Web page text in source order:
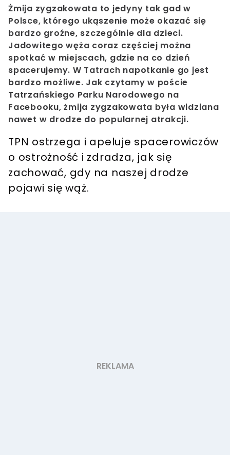
Żmija zygzakowata to jedyny tak gad w
Polsce, którego ukąszenie może okazać się
bardzo groźne, szczególnie dla dzieci.
Jadowitego węża coraz częściej można
spotkać w miejscach, gdzie na co dzień
spacerujemy. W Tatrach napotkanie go jest
bardzo możliwe. Jak czytamy w poście
Tatrzańskiego Parku Narodowego na
Facebooku, żmija zygzakowata była widziana
nawet w drodze do popularnej atrakcji.
TPN ostrzega i apeluje spacerowiczów
o ostrożność i zdradza, jak się
zachować, gdy na naszej drodze
pojawi się wąż.